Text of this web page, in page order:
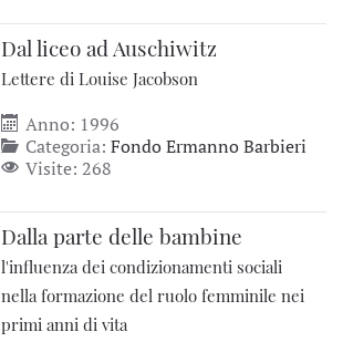
Dal liceo ad Auschiwitz
Lettere di Louise Jacobson
Anno: 1996
Categoria: Fondo Ermanno Barbieri
Visite: 268
Dalla parte delle bambine
l'influenza dei condizionamenti sociali
nella formazione del ruolo femminile nei
primi anni di vita